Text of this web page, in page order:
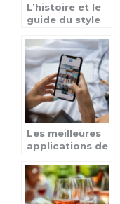
L’histoire et le
guide du style
Les meilleures
applications de
trouver l’amour
en 2023